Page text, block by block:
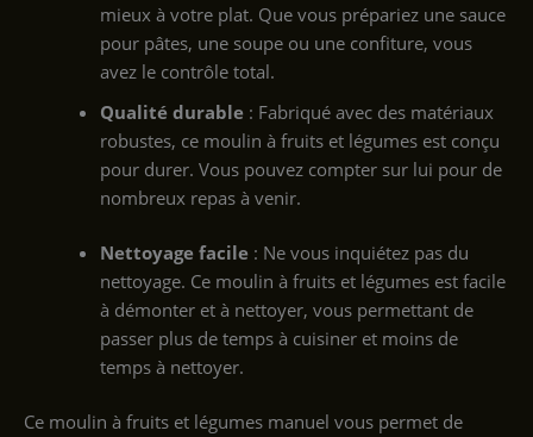
mieux à votre plat. Que vous prépariez une sauce
pour pâtes, une soupe ou une confiture, vous
avez le contrôle total.
Qualité durable: Fabriqué avec des matériaux
robustes, ce moulin à fruits et légumes est conçu
pour durer. Vous pouvez compter sur lui pour de
nombreux repas à venir.
Nettoyage facile: Ne vous inquiétez pas du
nettoyage. Ce moulin à fruits et légumes est facile
à démonter et à nettoyer, vous permettant de
passer plus de temps à cuisiner et moins de
temps à nettoyer.
Ce moulin à fruits et légumes manuel vous permet de